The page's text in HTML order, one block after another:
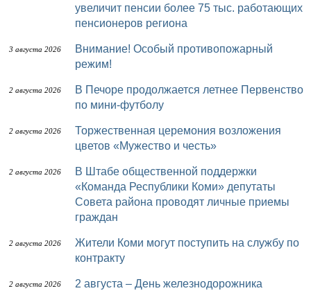
увеличит пенсии более 75 тыс. работающих
пенсионеров региона
3 августа 2026
Внимание! Особый противопожарный
режим!
2 августа 2026
В Печоре продолжается летнее Первенство
по мини-футболу
2 августа 2026
Торжественная церемония возложения
цветов «Мужество и честь»
2 августа 2026
В Штабе общественной поддержки
«Команда Республики Коми» депутаты
Совета района проводят личные приемы
граждан
2 августа 2026
Жители Коми могут поступить на службу по
контракту
2 августа 2026 2 августа – День железнодорожника